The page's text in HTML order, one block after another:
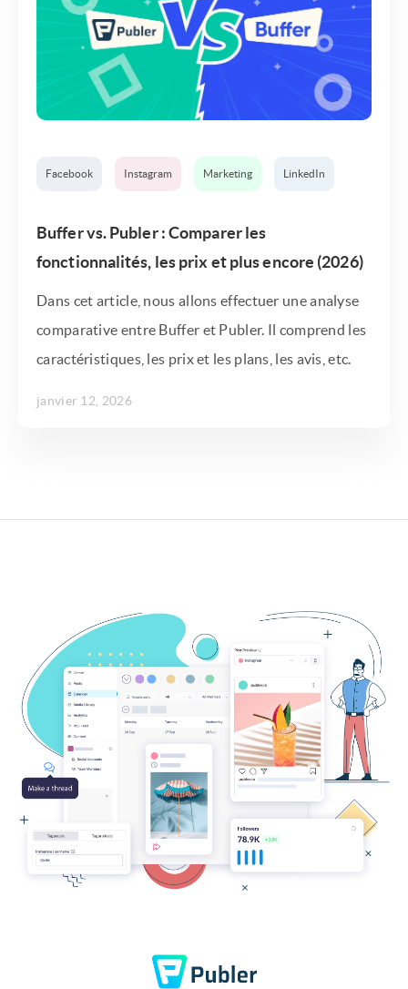
Facebook Instagram Marketing LinkedIn
Buffer vs. Publer : Comparer les
fonctionnalités, les prix et plus encore (2026)
Dans cet article, nous allons effectuer une analyse
comparative entre Buffer et Publer. Il comprend les
caractéristiques, les prix et les plans, les avis, etc.
janvier 12, 2026